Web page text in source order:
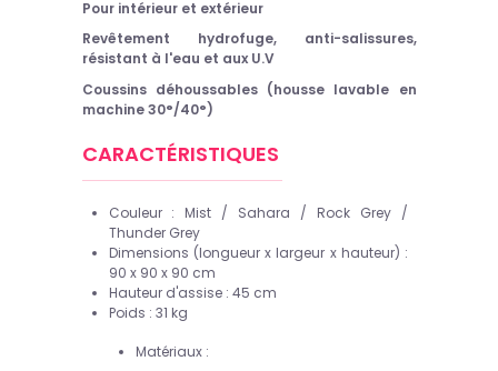
Pour intérieur et extérieur
Revêtement hydrofuge, anti-salissures,
résistant à l'eau et aux U.V
Coussins déhoussables (housse lavable en
machine 30°/40°)
CARACTÉRISTIQUES
Couleur : Mist / Sahara / Rock Grey /
Thunder Grey
Dimensions (longueur x largeur x hauteur) :
90 x 90 x 90 cm
Hauteur d'assise : 45 cm
Poids : 31 kg
Matériaux :